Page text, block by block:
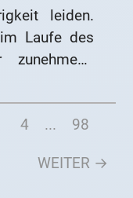
leiden.
Laufe des
von einer
Hier liegt die
werden.
4 ... 98
WEITER →